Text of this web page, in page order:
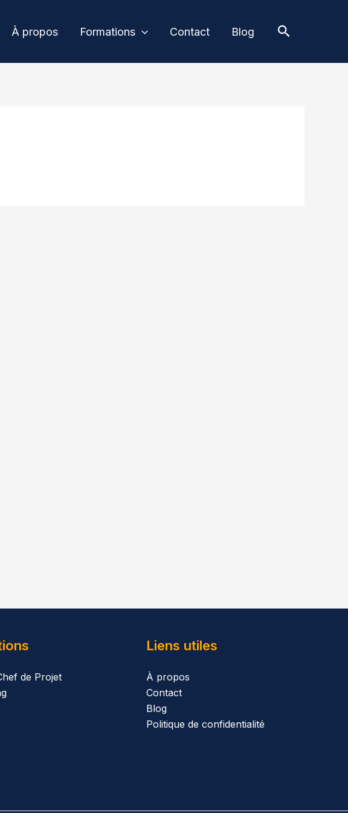
À propos Formations Contact Blog
de Projet
Liens utiles
À propos
Contact
Blog
Politique de confidentialité